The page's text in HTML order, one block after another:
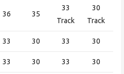
36 35
33
Track
30
Track
33 30 33 30
33 30 33 30